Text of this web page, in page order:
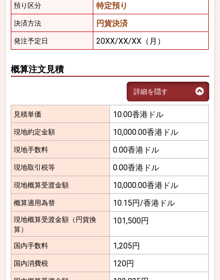
預り区分 特定預り
決済方法 円貨決済
発注予定日 20XX/XX/XX（月）
概算注文見積
詳細を隠す
見積単価 10.00香港ドル
現地約定金額 10,000.00香港ドル
現地手数料 0.00香港ドル
現地取引税等 0.00香港ドル
現地概算受渡金額 10,000.00香港ドル
概算適用為替 10.15円/香港ドル
現地概算受渡金額（円貨換
算）
101,500円
国内手数料 1,205円
国内消費税 120円